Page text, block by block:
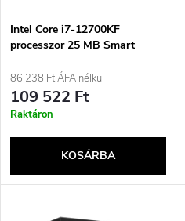
e
k
r
n
é
k
e
k
l
Intel Core i7-12700KF
processzor 25 MB Smart
86 238 Ft ÁFA nélkül
109 522 Ft
Raktáron
KOSÁRBA